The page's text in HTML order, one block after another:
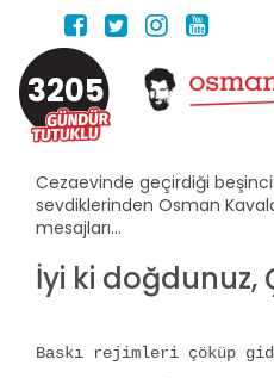
3205
Cezaevinde geçirdiği
sevdiklerinden Osman
mesajları...
İyi ki doğdunuz,
Baskı rejimleri çöküp